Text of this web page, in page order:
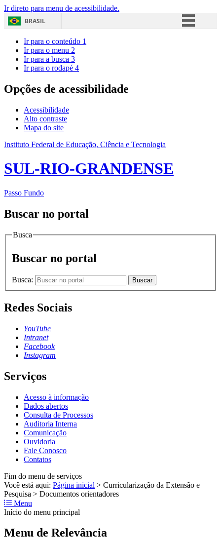
Ir direto para menu de acessibilidade.
BRASIL
Acesso à informação
Ir para o conteúdo 1
Ir para o menu 2
Ir para a busca 3
Ir para o rodapé 4
Opções de acessibilidade
Acessibilidade
Alto contraste
Mapa do site
Instituto Federal de Educação, Ciência e Tecnologia
SUL-RIO-GRANDENSE
Passo Fundo
Buscar no portal
Busca
Buscar no portal
Busca: Buscar
Redes Sociais
YouTube
Intranet
Facebook
Instagram
Serviços
Acesso à informação
Dados abertos
Consulta de Processos
Auditoria Interna
Comunicação
Ouvidoria
Fale Conosco
Contatos
Fim do menu de serviços
Você está aqui: Página inicial > Curricularização da Extensão e
Pesquisa > Documentos orientadores
Menu
Início do menu principal
Menu de Relevância